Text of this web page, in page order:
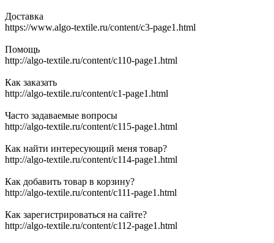
Доставка
https://www.algo-textile.ru/content/c3-page1.html
Помощь
http://algo-textile.ru/content/c110-page1.html
Как заказать
http://algo-textile.ru/content/c1-page1.html
Часто задаваемые вопросы
http://algo-textile.ru/content/c115-page1.html
Как найти интересующий меня товар?
http://algo-textile.ru/content/c114-page1.html
Как добавить товар в корзину?
http://algo-textile.ru/content/c111-page1.html
Как зарегистрироваться на сайте?
http://algo-textile.ru/content/c112-page1.html